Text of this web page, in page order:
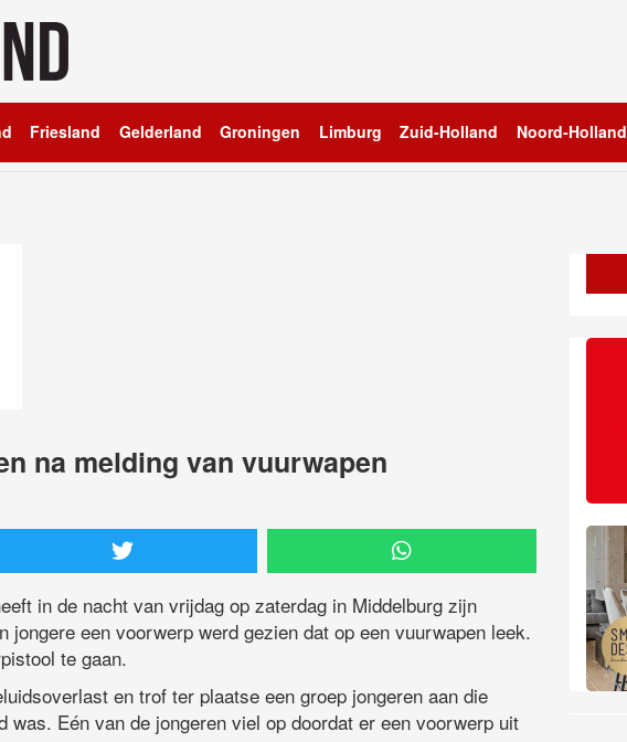
Friesland Gelderland Groningen Limburg Zuid-Holland Noord-Holland
na melding van vuurwapen
in de nacht van vrijdag op zaterdag in Middelburg zijn
jongere een voorwerp werd gezien dat op een vuurwapen leek.
te gaan.
en trof ter plaatse een groep jongeren aan die
was. Eén van de jongeren viel op doordat er een voorwerp uit